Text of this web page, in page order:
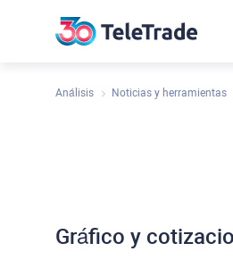
Análisis Noticias y herramientas
Gráfico y